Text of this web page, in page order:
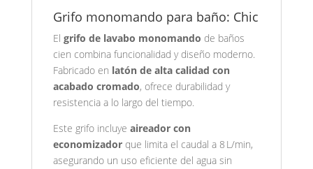
Grifo monomando para baño: Chic
El grifo de lavabo monomando de baños
cien combina funcionalidad y diseño moderno.
Fabricado en latón de alta calidad con
acabado cromado, ofrece durabilidad y
resistencia a lo largo del tiempo.
Este grifo incluye aireador con
economizadorque limita el caudal a 8 L/min,
asegurando un uso eficiente del agua sin